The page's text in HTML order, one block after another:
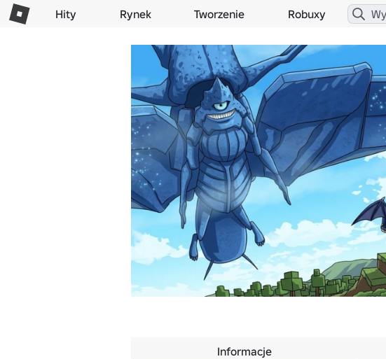
Hity Rynek Tworzenie Robuxy
Informacje